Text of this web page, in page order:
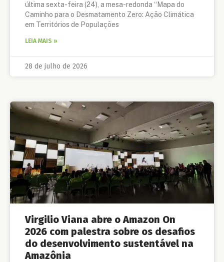
última sexta-feira (24), a mesa-redonda “Mapa do
Caminho para o Desmatamento Zero: Ação Climática
em Territórios de Populações
LEIA MAIS »
28 de julho de 2026
Virgilio Viana abre o Amazon On
2026 com palestra sobre os desafios
do desenvolvimento sustentável na
Amazônia